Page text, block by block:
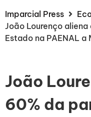
Imparcial Press
João Lourenço
Estado na PAENAL a
João
60% da